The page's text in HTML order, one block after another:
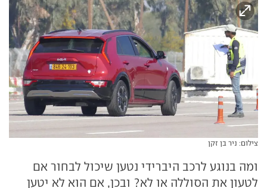
צילום: ניר בן זקן
ומה בנוגע לרכב היברידי נטען שיכול לבחור אם
לטעון את הסוללה או לא? ובכן, אם הוא לא יטען